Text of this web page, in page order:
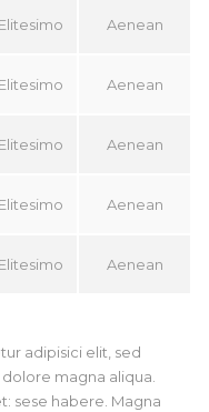
Elitesimo Aenean
Elitesimo Aenean
Elitesimo Aenean
Elitesimo Aenean
Elitesimo Aenean
adipisici elit, sed
magna aliqua.
sese habere. Magna